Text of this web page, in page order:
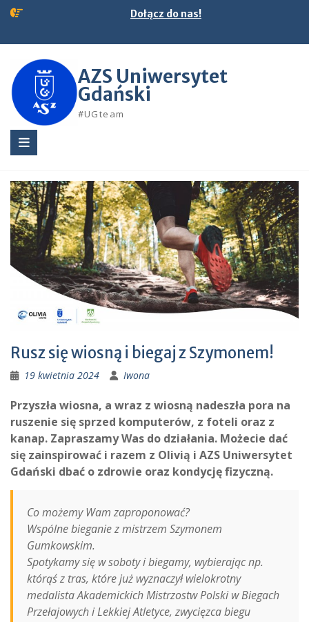
Skip
Dołącz do nas!
AZS Uniwersytet
Gdański
#UGteam
Rusz się wiosną i biegaj z Szymonem!
19 kwietnia 2024 Iwona
Przyszła wiosna, a wraz z wiosną nadeszła pora na
ruszenie się sprzed komputerów, z foteli oraz z
kanap. Zapraszamy Was do działania. Możecie dać
się zainspirować i razem z Olivią i AZS Uniwersytet
Gdański dbać o zdrowie oraz kondycję fizyczną.
Co możemy Wam zaproponować?
Wspólne bieganie z mistrzem Szymonem
Gumkowskim.
Spotykamy się w soboty i biegamy, wybierając np.
którąś z tras, które już wyznaczył wielokrotny
medalista Akademickich Mistrzostw Polski w Biegach
Przełajowych i Lekkiej Atletyce, zwycięzca biegu